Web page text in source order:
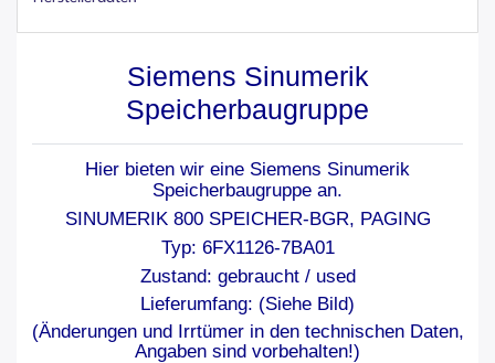
Siemens Sinumerik
Speicherbaugruppe
Hier bieten wir eine Siemens Sinumerik
Speicherbaugruppe an.
SINUMERIK 800 SPEICHER-BGR, PAGING
Typ: 6FX1126-7BA01
Zustand: gebraucht / used
Lieferumfang: (Siehe Bild)
(Änderungen und Irrtümer in den technischen Daten,
Angaben sind vorbehalten!)